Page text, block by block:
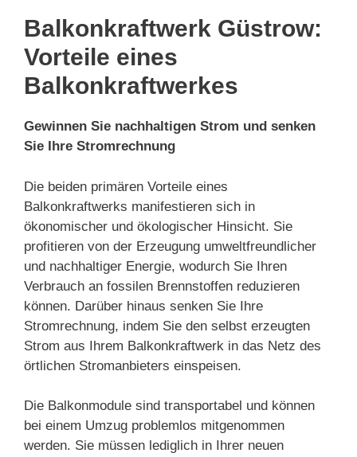
Balkonkraftwerk Güstrow:
Vorteile eines
Balkonkraftwerkes
Gewinnen Sie nachhaltigen Strom und senken
Sie Ihre Stromrechnung
Die beiden primären Vorteile eines
Balkonkraftwerks manifestieren sich in
ökonomischer und ökologischer Hinsicht. Sie
profitieren von der Erzeugung umweltfreundlicher
und nachhaltiger Energie, wodurch Sie Ihren
Verbrauch an fossilen Brennstoffen reduzieren
können. Darüber hinaus senken Sie Ihre
Stromrechnung, indem Sie den selbst erzeugten
Strom aus Ihrem Balkonkraftwerk in das Netz des
örtlichen Stromanbieters einspeisen.
Die Balkonmodule sind transportabel und können
bei einem Umzug problemlos mitgenommen
werden. Sie müssen lediglich in Ihrer neuen